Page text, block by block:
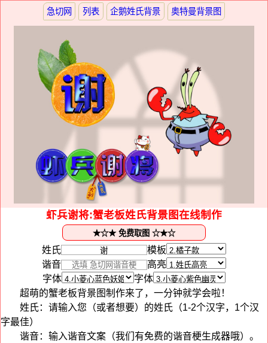
急切网 列表 企鹅姓氏背景 奥特曼背景图
虾兵谢将:蟹老板姓氏背景图在线制作
姓氏
模板
谐音
高亮
字体
字体
超萌的蟹老板背景图制作来了，一分钟就学会啦！
姓氏：请输入您（或者想要）的姓氏（1-2个汉字，1个汉
字最佳）
谐音：输入谐音文案（我们有免费的谐音梗生成器哦）。